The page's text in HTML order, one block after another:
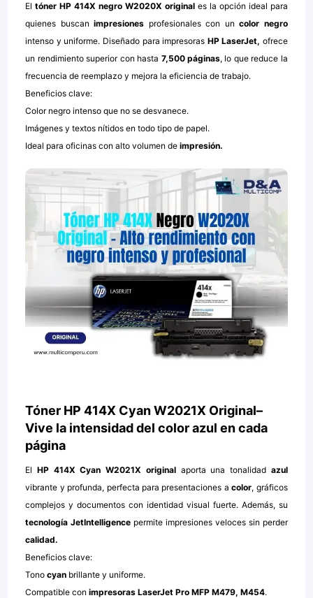
Eltóner HP 414X negro W2020X original es la opción ideal para
quienes buscanimpresiones profesionales con uncolor negro
intenso y uniforme. Diseñado para impresoras HP LaserJet, ofrece
un rendimiento superior con hasta 7,500 páginas, lo que reduce la
frecuencia de reemplazo y mejora la eficiencia de trabajo.
Beneficios clave:
Color negro intenso que no se desvanece.
Imágenes y textos nítidos en todo tipo de papel.
Ideal para oficinas con alto volumen de impresión.
Tóner HP 414X Cyan W2021X Original–
Vive la intensidad del color azul en cada
página
El HP 414X Cyan W2021X originalaporta una tonalidad azul
vibrante y profunda, perfecta para presentaciones acolor, gráficos
complejos y documentos con identidad visual fuerte. Además, su
tecnología JetIntelligence permite impresiones veloces sin perder
calidad.
Beneficios clave:
Tonocyan brillante y uniforme.
Compatible conimpresoras LaserJet Pro MFP M479, M454.